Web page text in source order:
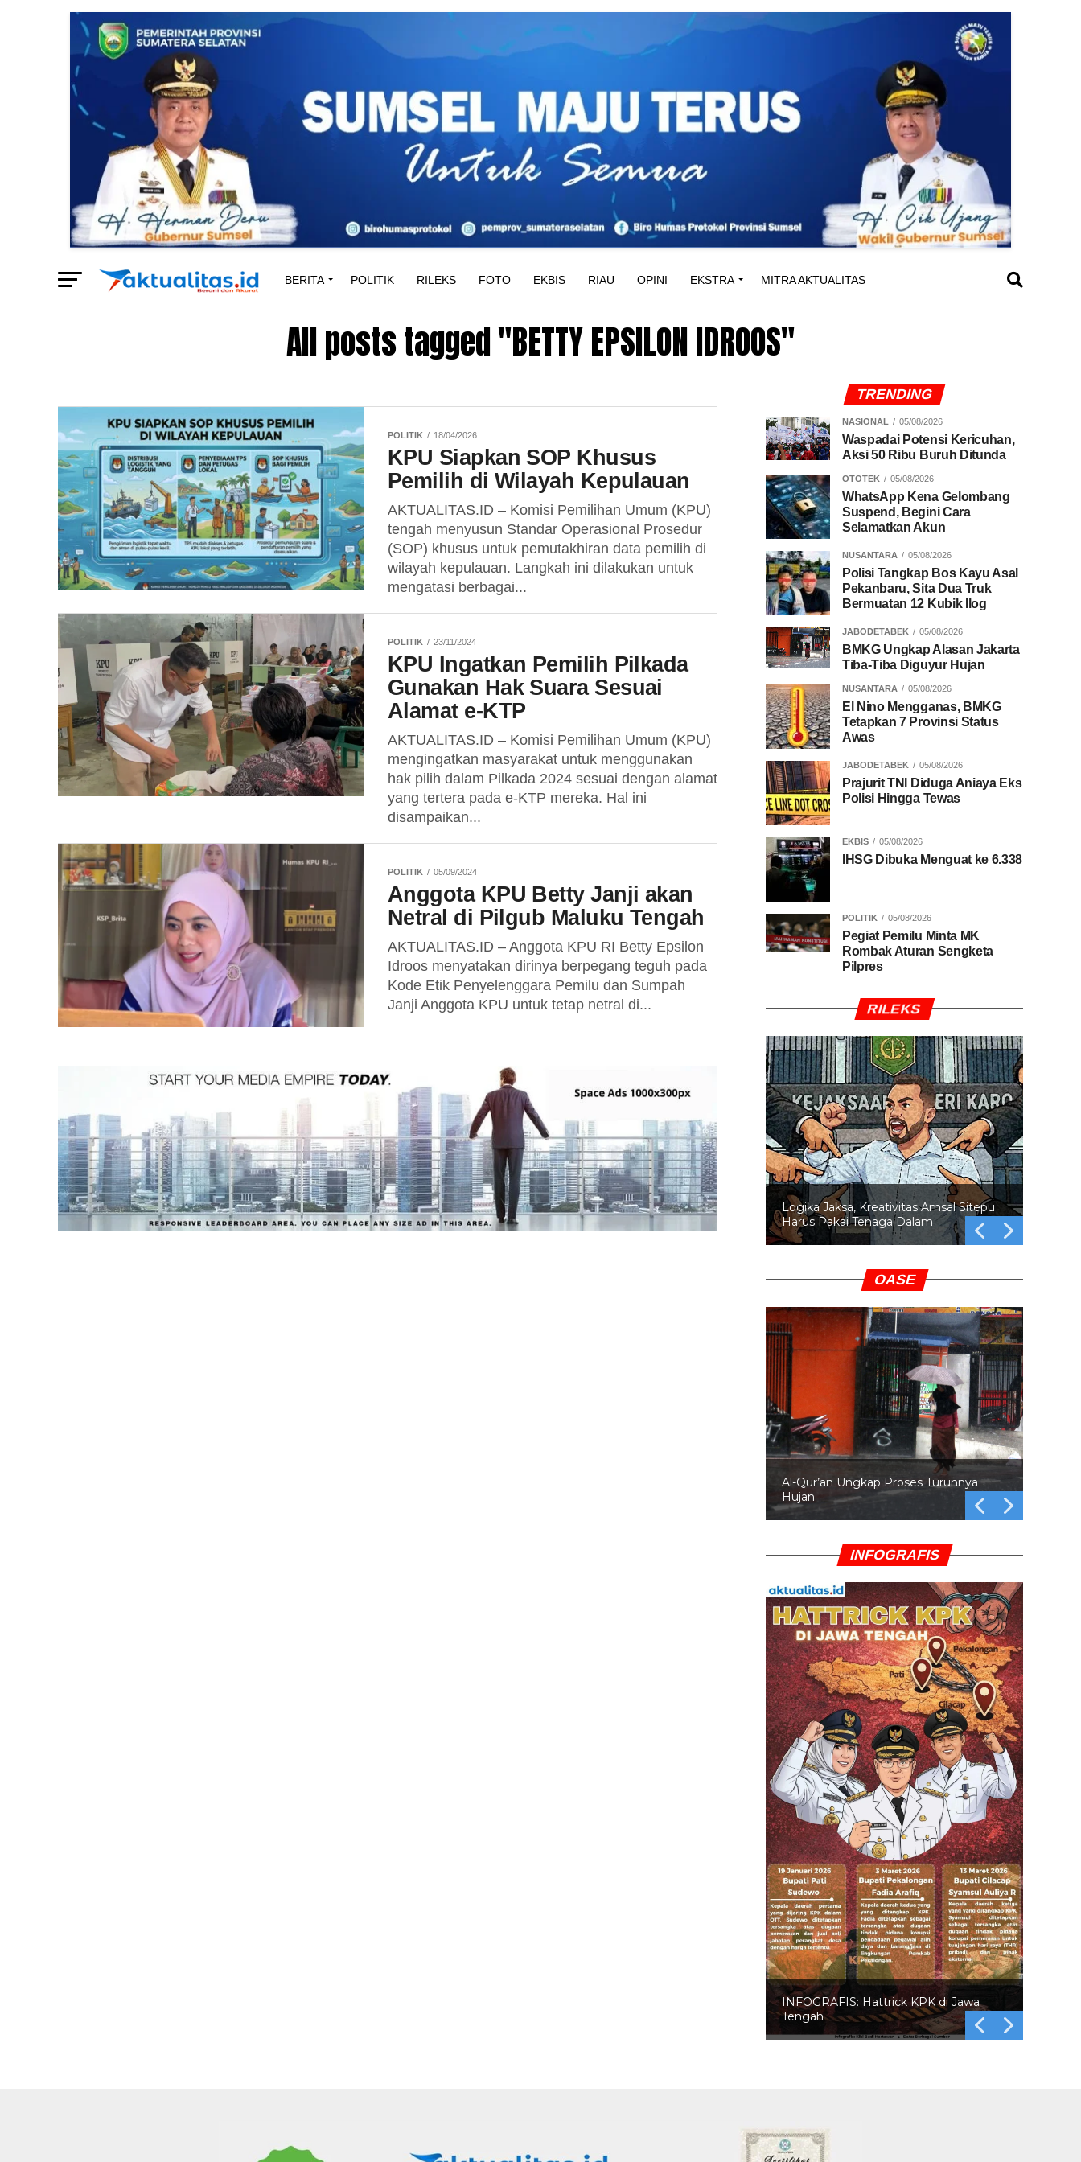
BERITA POLITIK RILEKS FOTO EKBIS RIAU OPINI EKSTRA MITRA AKTUALITAS
All posts tagged "BETTY EPSILON IDROOS"
POLITIK 18/04/2026
KPU Siapkan SOP Khusus
Pemilih di Wilayah Kepulauan
AKTUALITAS.ID – Komisi Pemilihan Umum (KPU)
tengah menyusun Standar Operasional Prosedur
(SOP) khusus untuk pemutakhiran data pemilih di
wilayah kepulauan. Langkah ini dilakukan untuk
mengatasi berbagai...
POLITIK 23/11/2024
KPU Ingatkan Pemilih Pilkada
Gunakan Hak Suara Sesuai
Alamat e-KTP
AKTUALITAS.ID – Komisi Pemilihan Umum (KPU)
mengingatkan masyarakat untuk menggunakan
hak pilih dalam Pilkada 2024 sesuai dengan alamat
yang tertera pada e-KTP mereka. Hal ini
disampaikan...
POLITIK 05/09/2024
Anggota KPU Betty Janji akan
Netral di Pilgub Maluku Tengah
AKTUALITAS.ID – Anggota KPU RI Betty Epsilon
Idroos menyatakan dirinya berpegang teguh pada
Kode Etik Penyelenggara Pemilu dan Sumpah
Janji Anggota KPU untuk tetap netral di...
TRENDING
NASIONAL 05/08/2026
Waspadai Potensi Kericuhan,
Aksi 50 Ribu Buruh Ditunda
OTOTEK 05/08/2026
WhatsApp Kena Gelombang
Suspend, Begini Cara
Selamatkan Akun
NUSANTARA 05/08/2026
Polisi Tangkap Bos Kayu Asal
Pekanbaru, Sita Dua Truk
Bermuatan 12 Kubik Ilog
JABODETABEK 05/08/2026
BMKG Ungkap Alasan Jakarta
Tiba-Tiba Diguyur Hujan
NUSANTARA 05/08/2026
El Nino Mengganas, BMKG
Tetapkan 7 Provinsi Status
Awas
JABODETABEK 05/08/2026
Prajurit TNI Diduga Aniaya Eks
Polisi Hingga Tewas
EKBIS 05/08/2026
IHSG Dibuka Menguat ke 6.338
POLITIK 05/08/2026
Pegiat Pemilu Minta MK
Rombak Aturan Sengketa
Pilpres
RILEKS
Logika Jaksa, Kreativitas Amsal Sitepu
Harus Pakai Tenaga Dalam
OASE
Al-Qur’an Ungkap Proses Turunnya
Hujan
INFOGRAFIS
INFOGRAFIS: Hattrick KPK di Jawa
Tengah